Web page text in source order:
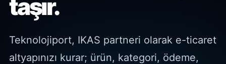
taşır.
Teknolojiport, IKAS partneri olarak e-ticaret
altyapınızı kurar; ürün, kategori, ödeme,